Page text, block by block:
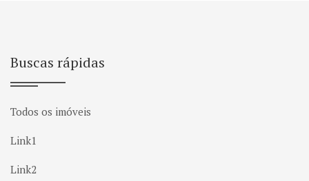
Buscas rápidas
Todos os imóveis
Link1
Link2